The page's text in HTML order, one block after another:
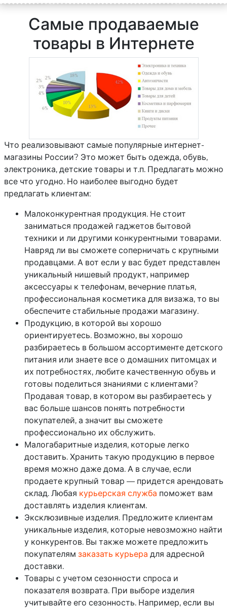
Самые продаваемые
товары в Интернете
Что реализовывают самые популярные интернет-
магазины России? Это может быть одежда, обувь,
электроника, детские товары и т.п. Предлагать можно
все что угодно. Но наиболее выгодно будет
предлагать клиентам:
Малоконкурентная продукция. Не стоит
заниматься продажей гаджетов бытовой
техники и ли другими конкурентными товарами.
Навряд ли вы сможете соперничать с крупными
продавцами. А вот если у вас будет представлен
уникальный нишевый продукт, например
аксессуары к телефонам, вечерние платья,
профессиональная косметика для визажа, то вы
обеспечите стабильные продажи магазину.
Продукцию, в которой вы хорошо
ориентируетесь. Возможно, вы хорошо
разбираетесь в большом ассортименте детского
питания или знаете все о домашних питомцах и
их потребностях, любите качественную обувь и
готовы поделиться знаниями с клиентами?
Продавая товар, в котором вы разбираетесь у
вас больше шансов понять потребности
покупателей, а значит вы сможете
профессионально их обслужить.
Малогабаритные изделия, которые легко
доставить. Хранить такую продукцию в первое
время можно даже дома. А в случае, если
продаете крупный товар — придется арендовать
склад. Любая курьерская служба поможет вам
доставлять изделия клиентам.
Эксклюзивные изделия. Предложите клиентам
уникальные изделия, которые невозможно найти
у конкурентов. Вы также можете предложить
покупателям заказать курьера для адресной
доставки.
Товары с учетом сезонности спроса и
показателя возврата. При выборе изделия
учитывайте его сезонность. Например, если вы